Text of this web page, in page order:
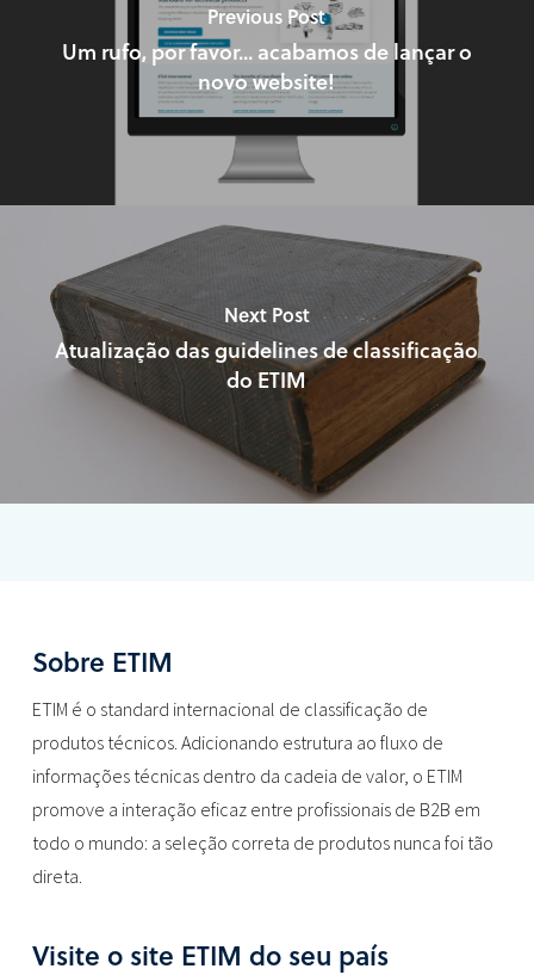
Previous Post
Um rufo, por favor... acabamos de lançar o
novo website!
Next Post
Atualização das guidelines de classificação
do ETIM
Sobre ETIM
ETIM é o standard internacional de classificação de
produtos técnicos. Adicionando estrutura ao fluxo de
informações técnicas dentro da cadeia de valor, o ETIM
promove a interação eficaz entre profissionais de B2B em
todo o mundo: a seleção correta de produtos nunca foi tão
direta.
Visite o site ETIM do seu país